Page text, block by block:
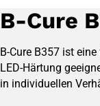
B-Cure
B-Cure B357 ist
LED-Härtung
in individuellen